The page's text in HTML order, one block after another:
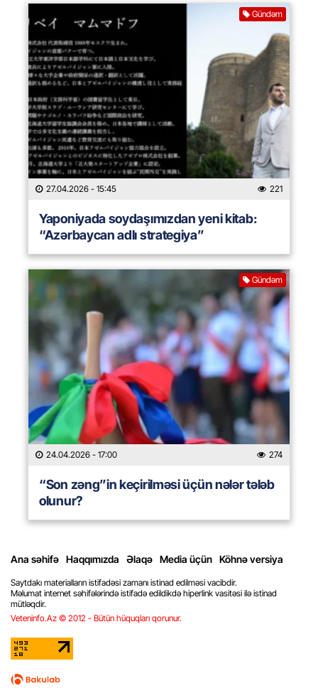
Gündəm
27.04.2026 - 15:45 221
Yaponiyada soydaşımızdan yeni kitab:
“Azərbaycan adlı strategiya”
Gündəm
24.04.2026 - 17:00 274
“Son zəng”in keçirilməsi üçün nələr tələb
olunur?
Ana səhifə Haqqımızda Əlaqə Media üçün Köhnə versiya
Saytdakı materialların istifadəsi zamanı istinad edilməsi vacibdir.
Məlumat internet səhifələrində istifadə edildikdə hiperlink vasitəsi ilə istinad
mütləqdir.
Veteninfo.Az © 2012 - Bütün hüquqları qorunur.